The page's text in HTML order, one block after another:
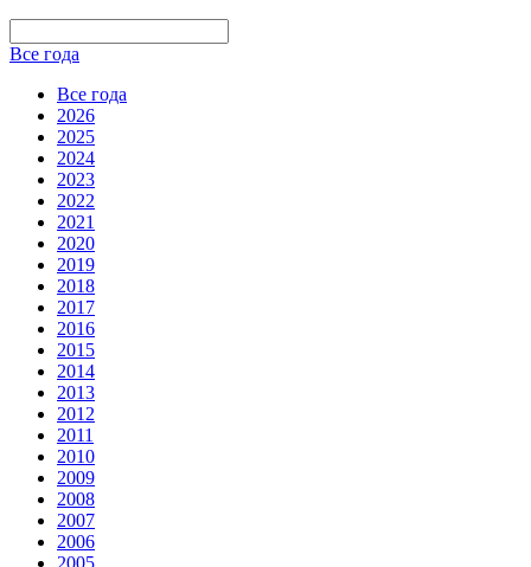
Все года
Все года
2026
2025
2024
2023
2022
2021
2020
2019
2018
2017
2016
2015
2014
2013
2012
2011
2010
2009
2008
2007
2006
2005